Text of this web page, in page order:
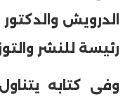
الدرويش والدكتور
رئيسة للنشر
وفى كتابه